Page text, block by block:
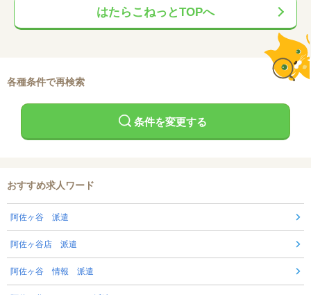
はたらこねっとTOPへ
各種条件で再検索
条件を変更する
おすすめ求人ワード
阿佐ヶ谷 派遣
阿佐ヶ谷店 派遣
阿佐ヶ谷 情報 派遣